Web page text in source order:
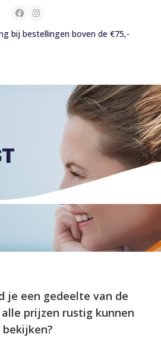
FacebookInstagram
bij bestellingen boven de €75,-
je een gedeelte van de
prijzen rustig kunnen
bekijken?